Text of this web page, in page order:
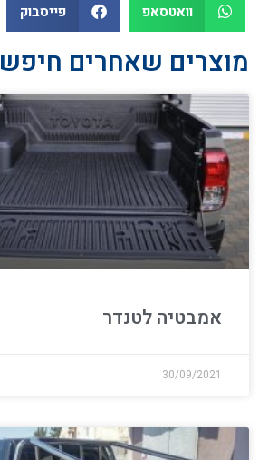
וואטסאפ פייסבוק
מוצרים שאחרים
אמבטיה לטנדר
30/09/2021